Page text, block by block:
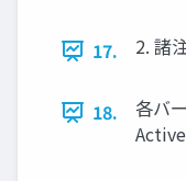
17. 2. 諸
18.
各バ